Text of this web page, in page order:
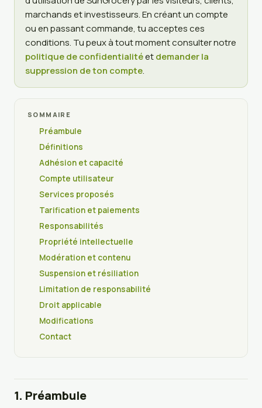
marchands et investisseurs. En créant un compte
ou en passant commande, tu acceptes ces
conditions. Tu peux à tout moment consulter notre
politique de confidentialitéetdemander la
suppression de ton compte.
SOMMAIRE
Préambule
Définitions
Adhésion et capacité
Compte utilisateur
Services proposés
Tarification et paiements
Responsabilités
Propriété intellectuelle
Modération et contenu
Suspension et résiliation
Limitation de responsabilité
Droit applicable
Modifications
Contact
1. Préambule